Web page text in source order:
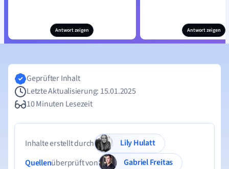
Antwort zeigen Antwort zeigen
Geprüfter Inhalt
Letzte Aktualisierung: 15.01.2025
10 Minuten Lesezeit
Inhalte erstellt durch
Lily Hulatt
Quellenüberprüft von
Gabriel Freitas